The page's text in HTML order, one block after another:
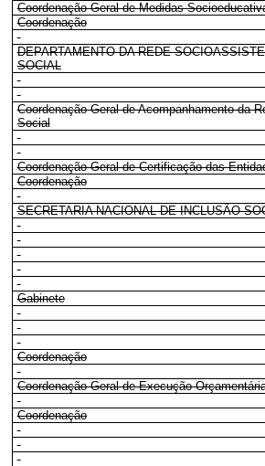
Coordenação-Geral de Medidas
Coordenação
DEPARTAMENTO DA REDE
SOCIAL
Coordenação-Geral de Acompanhamento da
Social
Coordenação-Geral de Certificação das
Coordenação
SECRETARIA NACIONAL DE INCLUSÃO
Gabinete
Coordenação
Coordenação-Geral de Execução
Coordenação